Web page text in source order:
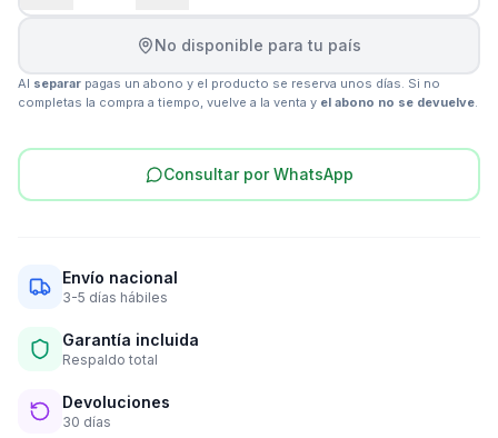
No disponible para tu país
Al separar pagas un abono y el producto se reserva unos días. Si no
completas la compra a tiempo, vuelve a la venta y el abono no se devuelve.
Consultar por WhatsApp
Envío nacional
3-5 días hábiles
Garantía incluida
Respaldo total
Devoluciones
30 días